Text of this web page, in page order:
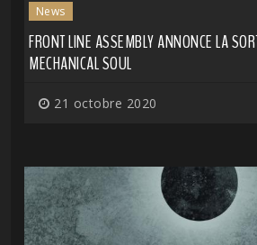
News
FRONT LINE ASSEMBLY ANNONCE LA
MECHANICAL SOUL
21 octobre 2020